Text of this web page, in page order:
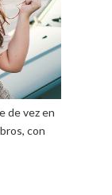
de vez en
con